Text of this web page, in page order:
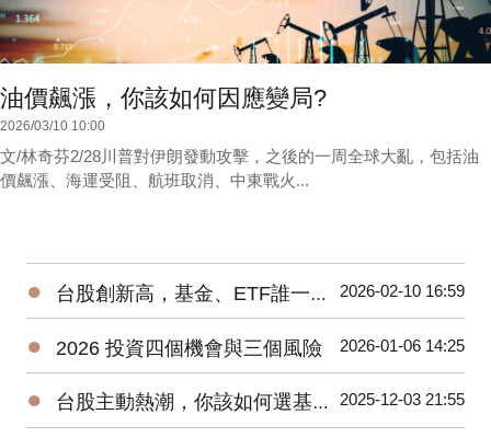
油價飆漲，你該如何因應變局?
2026/03/10 10:00
文/林奇芬2/28川普對伊朗發動攻擊，之後的一周全球大亂，包括油
價飆漲、海運受阻、航班取消、中東戰火...
● 台股創新高，基金、ETF誰一馬當先 2026-02-10 16:59
● 2026 投資四個機會與三個風險 2026-01-06 14:25
● 台股主動熱潮，你該如何選基金、ETF? 2025-12-03 21:55